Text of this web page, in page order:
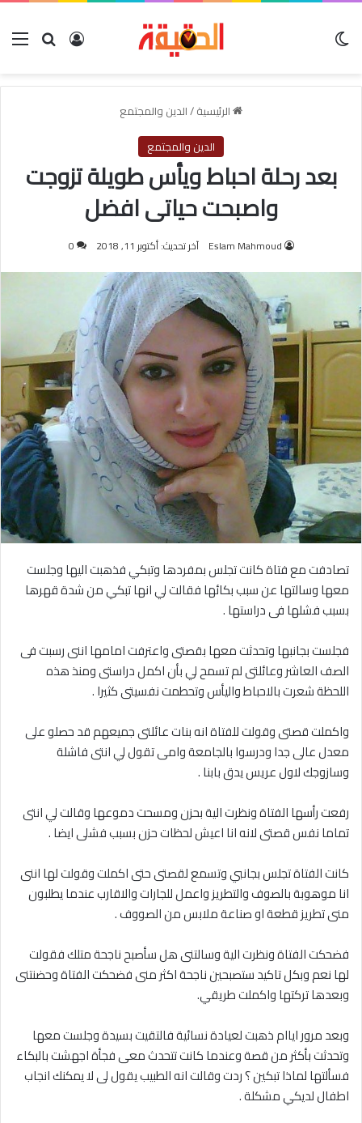
بحث عنتسجيل
الرئيسية/الدين والمجتمع
الدين والمجتمع
بعد رحلة احباط ويأس طويلة تزوجت
واصبحت حياتى افضل
Eslam Mahmoud آخر تحديث: أكتوبر 11, 2018 0
تصادفت مع فتاة كانت تجلس بمفردها وتبكي فذهبت اليها وجلست
معها وسالتها عن سبب بكائها فقالت لي انها تبكي من شدة قهرها
بسبب فشلها فى دراستها .
فجلست بجانبها وتحدثت معها بقصتى واعترفت امامها اننى رسبت فى
الصف العاشر وعائلتى لم تسمح لي بأن اكمل دراستى ومنذ هذه
اللحظة شعرت بالاحباط واليأس وتحطمت نفسيتى كثيرا .
واكملت قصتى وقولت للفتاة انه بنات عائلتى جميعهم قد حصلو على
معدل عالى جدا ودرسوا بالجامعة وامى تقول لي انتى فاشلة
وسازوجك لاول عريس يدق بابنا .
رفعت رأسها الفتاة ونظرت الية بحزن ومسحت دموعها وقالت لي انتى
تماما نفس قصتى لانه انا اعيش لحظات حزن بسبب فشلى ايضا .
كانت الفتاة تجلس بجانبي وتسمع لقصتى حتى اكملت وقولت لها اننى
انا موهوبة بالصوف والتطريز واعمل للجارات والاقارب عندما يطلبون
منى تطريز قطعة او صناعة ملابس من الصووف .
فضحكت الفتاة ونظرت الية وسالتنى هل سأصبح ناجحة متلك فقولت
لها نعم وبكل تاكيد ستصبحين ناجحة اكثر منى فضحكت الفتاة وحضنتنى
وبعدها تركتها واكملت طريقي.
وبعد مرور اياام ذهبت لعيادة نسائية فالتقيت بسيدة وجلست معها
وتحدثت بأكثر من قصة وعندما كانت تتحدث معى فجأة اجهشت بالبكاء
فسألتها لماذا تبكين ؟ ردت وقالت انه الطبيب يقول لى لا يمكنك انجاب
اطفال لديكي مشكلة .